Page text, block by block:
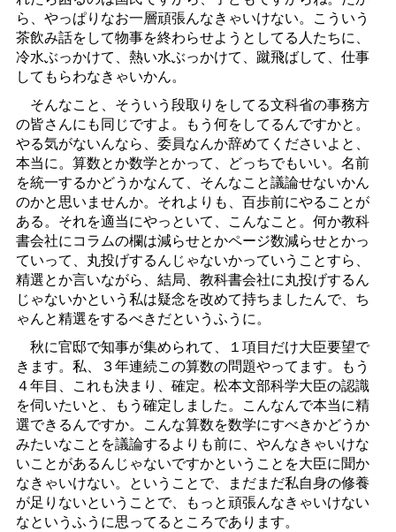
ら、やっぱりなお一層頑張んなきゃいけない。こういう
茶飲み話をして物事を終わらせようとしてる人たちに、
冷水ぶっかけて、熱い水ぶっかけて、蹴飛ばして、仕事
してもらわなきゃいかん。
そんなこと、そういう段取りをしてる文科省の事務方
の皆さんにも同じですよ。もう何をしてるんですかと。
やる気がないんなら、委員なんか辞めてくださいよと、
本当に。算数とか数学とかって、どっちでもいい。名前
を統一するかどうかなんて、そんなこと議論せないかん
のかと思いませんか。それよりも、百歩前にやることが
ある。それを適当にやっといて、こんなこと。何か教科
書会社にコラムの欄は減らせとかページ数減らせとかっ
ていって、丸投げするんじゃないかっていうことすら、
精選とか言いながら、結局、教科書会社に丸投げするん
じゃないかという私は疑念を改めて持ちましたんで、ち
ゃんと精選をするべきだというふうに。
秋に官邸で知事が集められて、１項目だけ大臣要望で
きます。私、３年連続この算数の問題やってます。もう
４年目、これも決まり、確定。松本文部科学大臣の認識
を伺いたいと、もう確定しました。こんなんで本当に精
選できるんですか。こんな算数を数学にすべきかどうか
みたいなことを議論するよりも前に、やんなきゃいけな
いことがあるんじゃないですかということを大臣に聞か
なきゃいけない。ということで、まだまだ私自身の修養
が足りないということで、もっと頑張んなきゃいけない
なというふうに思ってるところであります。